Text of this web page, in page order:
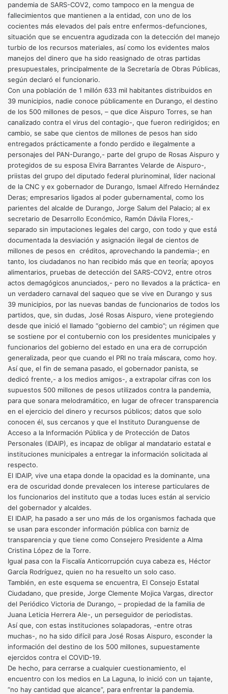
pandemia de SARS-COV2, como tampoco en la mengua de
fallecimientos que mantienen a la entidad, con uno de los
cocientes más elevados del país entre enfermos-defunciones,
situación que se encuentra agudizada con la detección del manejo
turbio de los recursos materiales, así como los evidentes malos
manejos del dinero que ha sido reasignado de otras partidas
presupuestales, principalmente de la Secretaría de Obras Públicas,
según declaró el funcionario.
Con una población de 1 millón 633 mil habitantes distribuidos en
39 municipios, nadie conoce públicamente en Durango, el destino
de los 500 millones de pesos, – que dice Aispuro Torres, se han
canalizado contra el virus del contagio-, que fueron redirigidos; en
cambio, se sabe que cientos de millones de pesos han sido
entregados prácticamente a fondo perdido e ilegalmente a
personajes del PAN-Durango,- parte del grupo de Rosas Aispuro y
protegidos de su esposa Elvira Barrantes Velarde de Aispuro-,
priistas del grupo del diputado federal plurinominal, líder nacional
de la CNC y ex gobernador de Durango, Ismael Alfredo Hernández
Deras; empresarios ligados al poder gubernamental, como los
parientes del alcalde de Durango, Jorge Salum del Palacio; al ex
secretario de Desarrollo Económico, Ramón Dávila Flores,-
separado sin imputaciones legales del cargo, con todo y que está
documentada la desviación y asignación ilegal de cientos de
millones de pesos en créditos, aprovechando la pandemia-; en
tanto, los ciudadanos no han recibido más que en teoría; apoyos
alimentarios, pruebas de detección del SARS-COV2, entre otros
actos demagógicos anunciados,- pero no llevados a la práctica- en
un verdadero carnaval del saqueo que se vive en Durango y sus
39 municipios, por las nuevas bandas de funcionarios de todos los
partidos, que, sin dudas, José Rosas Aispuro, viene protegiendo
desde que inició el llamado “gobierno del cambio”; un régimen que
se sostiene por el contubernio con los presidentes municipales y
funcionarios del gobierno del estado en una era de corrupción
generalizada, peor que cuando el PRI no traía máscara, como hoy.
Así que, el fin de semana pasado, el gobernador panista, se
dedicó frente,- a los medios amigos-, a extrapolar cifras con los
supuestos 500 millones de pesos utilizados contra la pandemia,
para que sonara melodramático, en lugar de ofrecer transparencia
en el ejercicio del dinero y recursos públicos; datos que solo
conocen él, sus cercanos y que el Instituto Duranguense de
Acceso a la Información Pública y de Protección de Datos
Personales (IDAIP), es incapaz de obligar al mandatario estatal e
instituciones municipales a entregar la información solicitada al
respecto.
El IDAIP, vive una etapa donde la opacidad es la dominante, una
era de oscuridad donde prevalecen los interese particulares de
los funcionarios del instituto que a todas luces están al servicio
del gobernador y alcaldes.
El IDAIP, ha pasado a ser uno más de los organismos fachada que
se usan para esconder información pública con barniz de
transparencia y que tiene como Consejero Presidente a Alma
Cristina López de la Torre.
Igual pasa con la Fiscalía Anticorrupción cuya cabeza es, Héctor
García Rodríguez, quien no ha resuelto un solo caso.
También, en este esquema se encuentra, El Consejo Estatal
Ciudadano, que preside, Jorge Clemente Mojica Vargas, director
del Periódico Victoria de Durango, – propiedad de la familia de
Juana Leticia Herrera Ale-, un perseguidor de periodistas.
Así que, con estas instituciones solapadoras, -entre otras
muchas-, no ha sido difícil para José Rosas Aispuro, esconder la
información del destino de los 500 millones, supuestamente
ejercidos contra el COVID-19.
De hecho, para cerrarse a cualquier cuestionamiento, el
encuentro con los medios en La Laguna, lo inició con un tajante,
“no hay cantidad que alcance”, para enfrentar la pandemia.